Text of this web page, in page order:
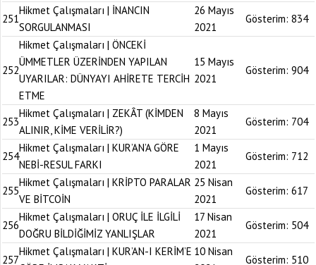
251
Hikmet Çalışmaları | İNANCIN
SORGULANMASI
26 Mayıs
2021
Gösterim: 834
252
Hikmet Çalışmaları | ÖNCEKİ
ÜMMETLER ÜZERİNDEN YAPILAN
UYARILAR: DÜNYAYI AHİRETE TERCİH
ETME
15 Mayıs
2021
Gösterim: 904
253
Hikmet Çalışmaları | ZEKÂT (KİMDEN
ALINIR, KİME VERİLİR?)
8 Mayıs
2021
Gösterim: 704
254
Hikmet Çalışmaları | KUR’AN’A GÖRE
NEBİ-RESUL FARKI
1 Mayıs
2021
Gösterim: 712
255
Hikmet Çalışmaları | KRİPTO PARALAR
VE BİTCOİN
25 Nisan
2021
Gösterim: 617
256
Hikmet Çalışmaları | ORUÇ İLE İLGİLİ
DOĞRU BİLDİĞİMİZ YANLIŞLAR
17 Nisan
2021
Gösterim: 504
257
Hikmet Çalışmaları | KUR’AN-I KERİM’E 10 Nisan
Gösterim: 510